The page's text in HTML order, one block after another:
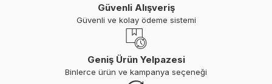
Güvenli Alışveriş
Güvenli ve kolay ödeme sistemi
Geniş Ürün Yelpazesi
Binlerce ürün ve kampanya seçeneği